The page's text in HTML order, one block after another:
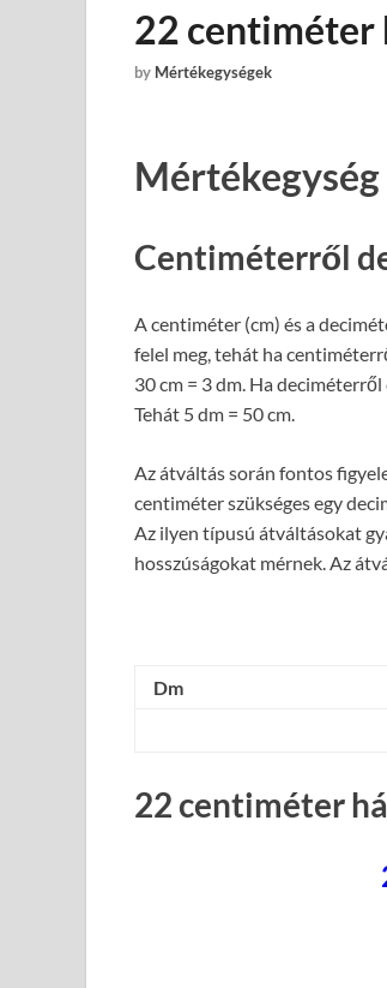
22 centiméter
by Mértékegységek
Centiméterről
A centiméter (cm) és a
felel meg, tehát ha
30 cm = 3 dm. Ha
Tehát 5 dm = 50 cm.
Az átváltás során fontos
centiméter szükséges egy
Az ilyen típusú átváltásokat
hosszúságokat mérnek. Az
Dm
22 centiméter